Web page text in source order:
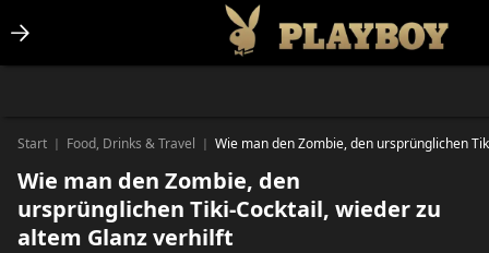
Start | Food, Drinks & Travel | Wie man den Zombie, den ursprünglichen
Wie man den Zombie, den
ursprünglichen Tiki-Cocktail, wieder zu
altem Glanz verhilft